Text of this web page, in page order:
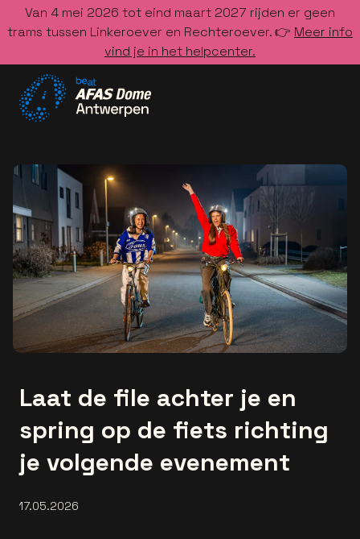
Van 4 mei 2026 tot eind maart 2027 rijden er geen
trams tussen Linkeroever en Rechteroever. 👉 Meer info
vind je in het helpcenter.
Laat de file achter je en
spring op de fiets richting
je volgende evenement
17.05.2026